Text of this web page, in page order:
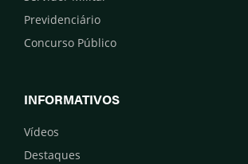
Previdenciário
Concurso Público
INFORMATIVOS
Vídeos
Destaques